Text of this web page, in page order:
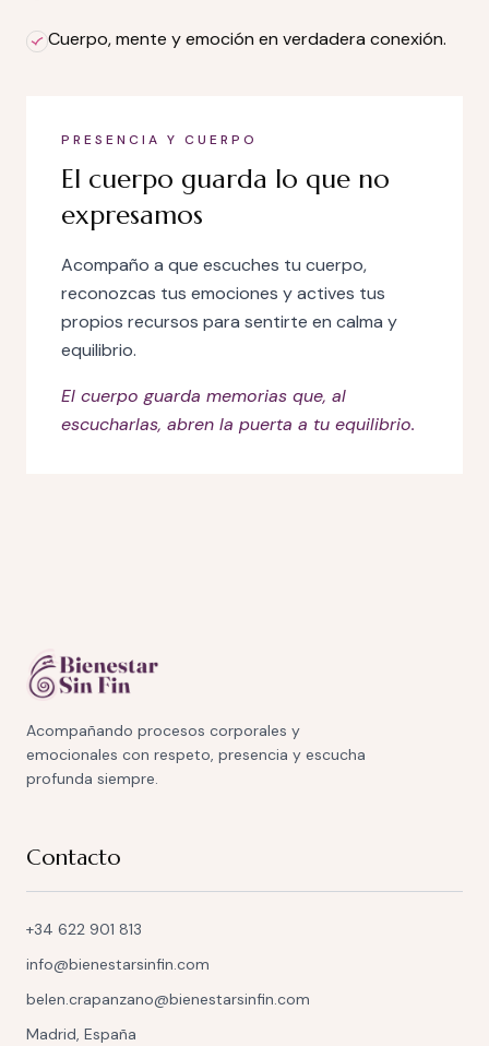
Cuerpo, mente y emoción en verdadera conexión.
PRESENCIA Y CUERPO
El cuerpo guarda lo que no
expresamos
Acompaño a que escuches tu cuerpo,
reconozcas tus emociones y actives tus
propios recursos para sentirte en calma y
equilibrio.
El cuerpo guarda memorias que, al
escucharlas, abren la puerta a tu equilibrio.
Acompañando procesos corporales y
emocionales con respeto, presencia y escucha
profunda siempre.
Contacto
+34 622 901 813
info@bienestarsinfin.com
belen.crapanzano@bienestarsinfin.com
Madrid, España